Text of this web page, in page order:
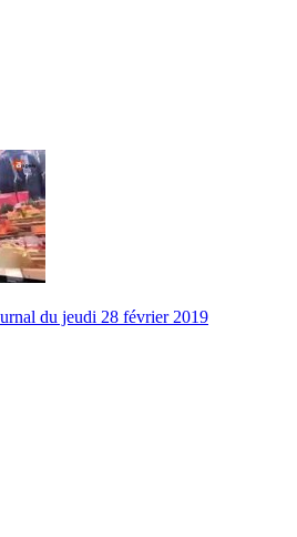
du jeudi 28 février 2019